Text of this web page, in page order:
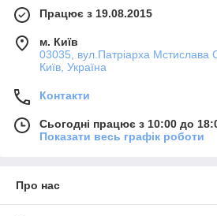
Ламінована профільна
Працює з 19.08.2015
м. Київ
03035, вул.Патріарха Мстислава
Київ, Україна
Контакти
Сьогодні працює з 10:00 до
Показати весь графік роботи
Про нас